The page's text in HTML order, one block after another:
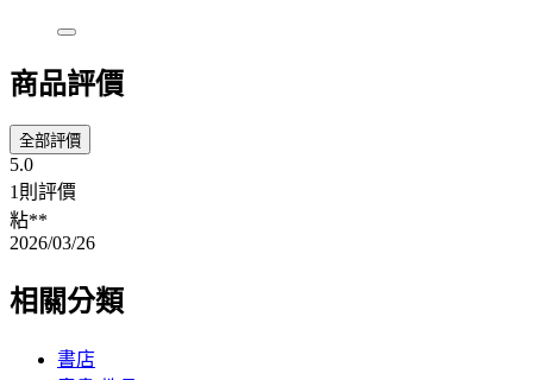
商品評價
全部評價
5.0
1則評價
粘**
2026/03/26
相關分類
書店